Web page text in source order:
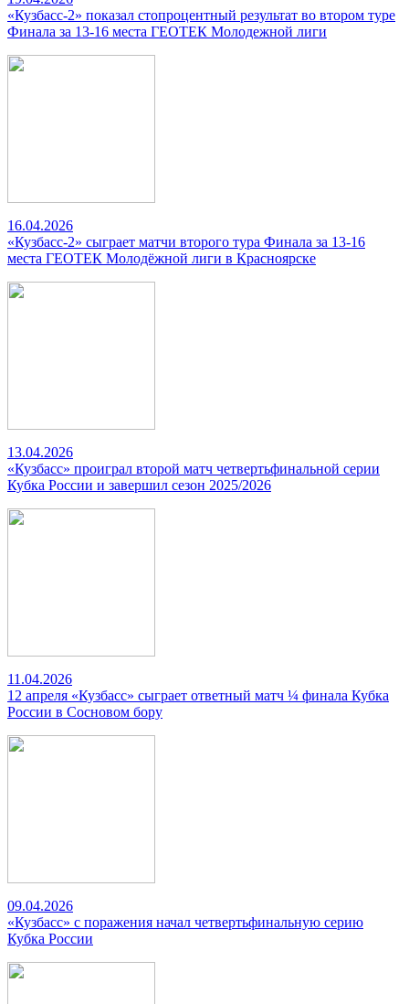
«Кузбасс-2» показал стопроцентный результат во втором туре
Финала за 13-16 места ГЕОТЕК Молодежной лиги
16.04.2026
«Кузбасс-2» сыграет матчи второго тура Финала за 13-16
места ГЕОТЕК Молодёжной лиги в Красноярске
13.04.2026
«Кузбасс» проиграл второй матч четвертьфинальной серии
Кубка России и завершил сезон 2025/2026
11.04.2026
12 апреля «Кузбасс» сыграет ответный матч ¼ финала Кубка
России в Сосновом бору
09.04.2026
«Кузбасс» с поражения начал четвертьфинальную серию
Кубка России